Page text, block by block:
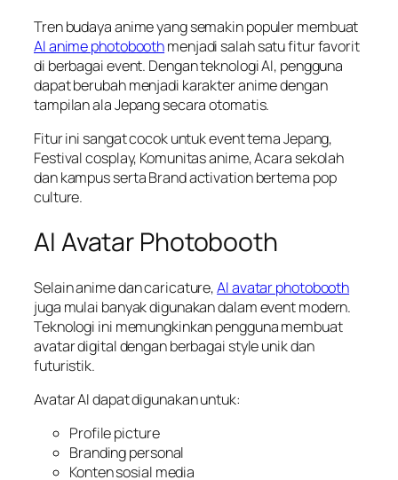
Tren budaya anime yang semakin populer membuat
AI anime photoboothmenjadi salah satu fitur favorit
di berbagai event. Dengan teknologi AI, pengguna
dapat berubah menjadi karakter anime dengan
tampilan ala Jepang secara otomatis.
Fitur ini sangat cocok untuk event tema Jepang,
Festival cosplay, Komunitas anime, Acara sekolah
dan kampus serta Brand activation bertema pop
culture.
AI Avatar Photobooth
Selain anime dan caricature,AI avatar photobooth
juga mulai banyak digunakan dalam event modern.
Teknologi ini memungkinkan pengguna membuat
avatar digital dengan berbagai style unik dan
futuristik.
Avatar AI dapat digunakan untuk:
Profile picture
Branding personal
Konten sosial media